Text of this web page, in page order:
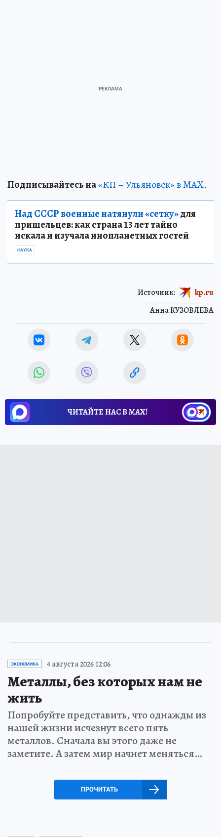
Подписывайтесь на«КП – Ульяновск» в MAX.
Над СССР военные натянули «сетку»для
пришельцев: как страна 13 лет тайно
искала и изучала инопланетных гостей
НАУКА
Анна КУЗОВЛЕВА
Источник: kp.ru
ЧИТАЙТЕ НАС В МАХ!
ЭКОНОМИКА 4 августа 2026 12:06
Металлы, без которых нам не
жить
Попробуйте представить, что однажды из
нашей жизни исчезнут всего пять
металлов. Сначала вы этого даже не
заметите. А затем мир начнет меняться…
ПРОЧИТАТЬ